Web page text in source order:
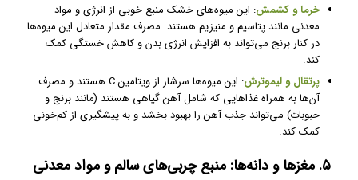
خرما و کشمش: این میوه‌های خشک منبع خوبی از انرژی و مواد
معدنی مانند پتاسیم و منیزیم هستند. مصرف مقدار متعادل این میوه‌ها
در کنار برنج می‌تواند به افزایش انرژی بدن و کاهش خستگی کمک
کند.
پرتقال و لیموترش
: این میوه‌ها سرشار از ویتامین C هستند و مصرف
آن‌ها به همراه غذاهایی که شامل آهن گیاهی هستند (مانند برنج و
حبوبات) می‌تواند جذب آهن را بهبود بخشد و به پیشگیری از کم‌خونی
کمک کند.
۵. مغزها و دانه‌ها: منبع چربی‌های سالم و مواد معدنی